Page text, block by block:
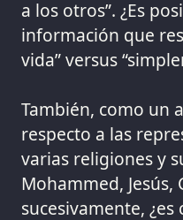
a los otros”. ¿Es
información que
vida” versus
También, como un
respecto a las
varias religiones y
Mohammed, Jesús,
sucesivamente,